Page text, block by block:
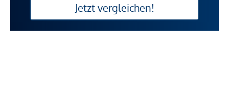
Jetzt vergleichen!